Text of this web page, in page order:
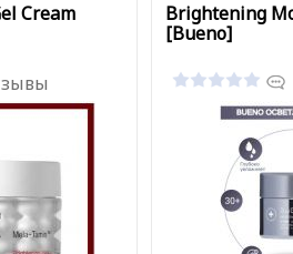
Cream
Brightening
[Bueno]